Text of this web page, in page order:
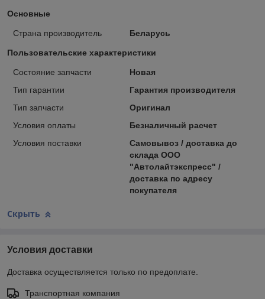
Основные
Страна производитель Беларусь
Пользовательские характеристики
Состояние запчасти
Новая
Тип гарантии
Гарантия производителя
Тип запчасти
Оригинал
Условия оплаты
Безналичный расчет
Условия поставки
Самовывоз / доставка до
склада ООО
"Автолайтэкспресс" /
доставка по адресу
покупателя
Скрыть
Условия доставки
Доставка осуществляется только по предоплате.
Транспортная компания